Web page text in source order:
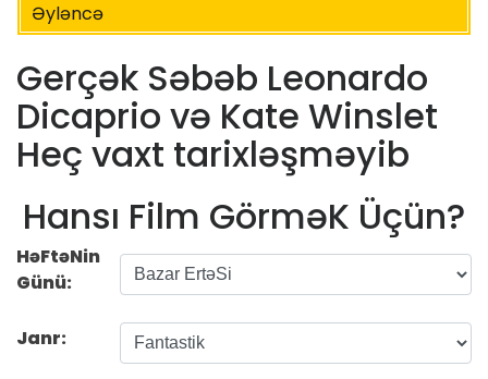
Əyləncə
Gerçək Səbəb Leonardo
Dicaprio və Kate Winslet
Heç vaxt tarixləşməyib
Hansı Film GörməK Üçün?
HəFtəNin
Günü:
Janr: